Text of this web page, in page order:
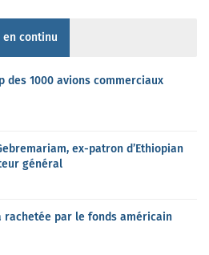
continu
des 1000 avions commerciaux
ex-patron d’Ethiopian
général
rachetée par le fonds américain